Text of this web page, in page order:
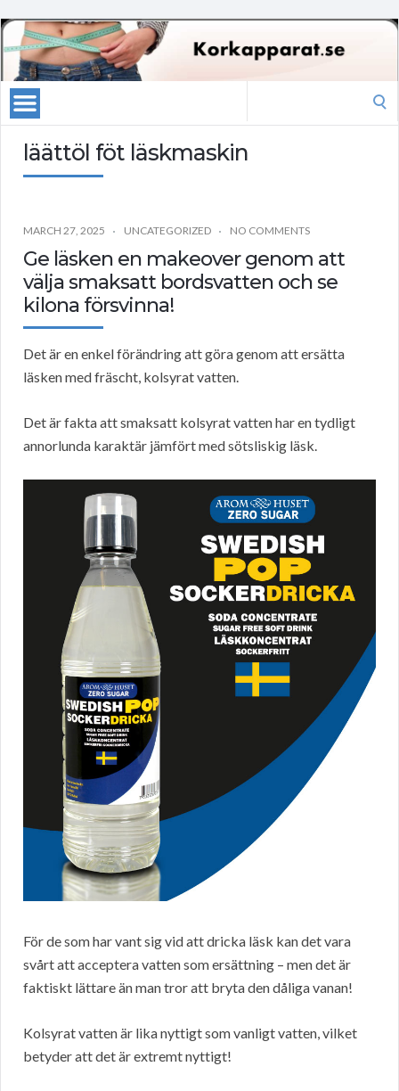
läättöl föt läskmaskin
MARCH 27, 2025 UNCATEGORIZED NO COMMENTS
Ge läsken en makeover genom att
välja smaksatt bordsvatten och se
kilona försvinna!
Det är en enkel förändring att göra genom att ersätta
läsken med fräscht, kolsyrat vatten.
Det är fakta att smaksatt kolsyrat vatten har en tydligt
annorlunda karaktär jämfört med sötsliskig läsk.
För de som har vant sig vid att dricka läsk kan det vara
svårt att acceptera vatten som ersättning – men det är
faktiskt lättare än man tror att bryta den dåliga vanan!
Kolsyrat vatten är lika nyttigt som vanligt vatten, vilket
betyder att det är extremt nyttigt!